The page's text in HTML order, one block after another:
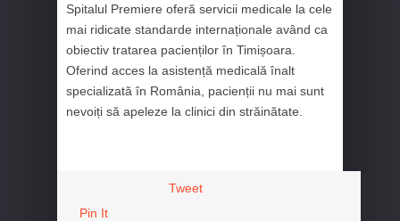
Spitalul Premiere oferă servicii medicale la cele
mai ridicate standarde internaționale având ca
obiectiv tratarea pacienților în Timișoara.
Oferind acces la asistență medicală înalt
specializată în România, pacienții nu mai sunt
nevoiți să apeleze la clinici din străinătate.
Tweet
Pin It